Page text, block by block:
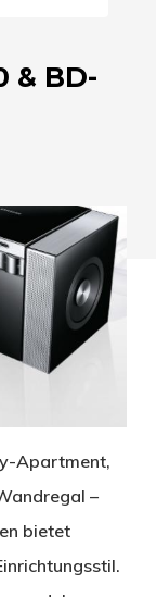
& BD-
Apartment,
–
bietet